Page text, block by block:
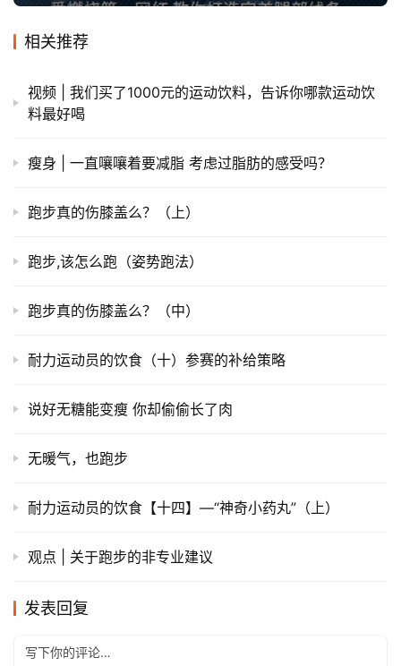
相关推荐
视频 | 我们买了1000元的运动饮料，告诉你哪款运动饮
料最好喝
瘦身 | 一直嚷嚷着要减脂 考虑过脂肪的感受吗？
跑步真的伤膝盖么？（上）
跑步,该怎么跑（姿势跑法）
跑步真的伤膝盖么？（中）
耐力运动员的饮食（十）参赛的补给策略
说好无糖能变瘦 你却偷偷长了肉
无暖气，也跑步
耐力运动员的饮食【十四】—“神奇小药丸”（上）
观点 | 关于跑步的非专业建议
发表回复